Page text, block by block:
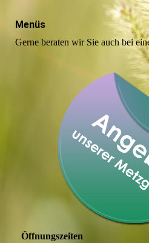
Menüs
Gerne beraten wir Sie auch bei
Öffnungszeiten